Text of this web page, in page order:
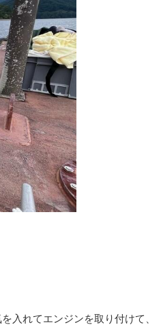
入れてエンジンを取り付けて、